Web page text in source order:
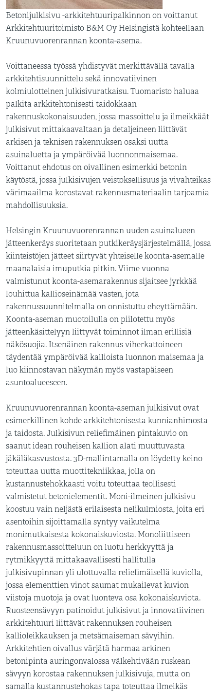
Betonijulkisivu -arkkitehtuuripalkinnon on voittanut
Arkkitehtuuritoimisto B&M Oy Helsingistä kohteellaan
Kruunuvuorenrannan koonta-asema.
Voittaneessa työssä yhdistyvät merkittävällä tavalla
arkkitehtisuunnittelu sekä innovatiivinen
kolmiulotteinen julkisivuratkaisu. Tuomaristo haluaa
palkita arkkitehtonisesti taidokkaan
rakennuskokonaisuuden, jossa massoittelu ja ilmeikkäät
julkisivut mittakaavaltaan ja detaljeineen liittävät
arkisen ja teknisen rakennuksen osaksi uutta
asuinaluetta ja ympäröivää luonnonmaisemaa.
Voittanut ehdotus on oivallinen esimerkki betonin
käytöstä, jossa julkisivujen veistoksellisuus ja vivahteikas
värimaailma korostavat rakennusmateriaalin tarjoamia
mahdollisuuksia.
Helsingin Kruunuvuorenrannan uuden asuinalueen
jätteenkeräys suoritetaan putkikeräysjärjestelmällä, jossa
kiinteistöjen jätteet siirtyvät yhteiselle koonta-asemalle
maanalaisia imuputkia pitkin. Viime vuonna
valmistunut koonta-asemarakennus sijaitsee jyrkkää
louhittua kallioseinämää vasten, jota
rakennussuunnitelmalla on onnistuttu eheyttämään.
Koonta-aseman muotoilulla on piilotettu myös
jätteenkäsittelyyn liittyvät toiminnot ilman erillisiä
näkösuojia. Itsenäinen rakennus viherkattoineen
täydentää ympäröivää kallioista luonnon maisemaa ja
luo kiinnostavan näkymän myös vastapäiseen
asuntoalueeseen.
Kruunuvuorenrannan koonta-aseman julkisivut ovat
esimerkillinen kohde arkkitehtonisesta kunnianhimosta
ja taidosta. Julkisivun reliefimäinen pintakuvio on
saanut idean rouheisen kallion alati muuttuvasta
jäkäläkasvustosta. 3D-mallintamalla on löydetty keino
toteuttaa uutta muottitekniikkaa, jolla on
kustannustehokkaasti voitu toteuttaa teollisesti
valmistetut betonielementit. Moni-ilmeinen julkisivu
koostuu vain neljästä erilaisesta nelikulmiosta, joita eri
asentoihin sijoittamalla syntyy vaikutelma
monimutkaisesta kokonaiskuviosta. Monoliittiseen
rakennusmassoitteluun on luotu herkkyyttä ja
rytmikkyyttä mittakaavallisesti hallitulla
julkisivupinnan yli ulottuvalla reliefimäisellä kuviolla,
jossa elementtien vinot saumat mukailevat kuvion
viistoja muotoja ja ovat luonteva osa kokonaiskuviota.
Ruosteensävyyn patinoidut julkisivut ja innovatiivinen
arkkitehtuuri liittävät rakennuksen rouheisen
kallioleikkauksen ja metsämaiseman sävyihin.
Arkkitehtien oivallus värjätä harmaa arkinen
betonipinta auringonvalossa välkehtivään ruskean
sävyyn korostaa rakennuksen julkisivuja, mutta on
samalla kustannustehokas tapa toteuttaa ilmeikäs